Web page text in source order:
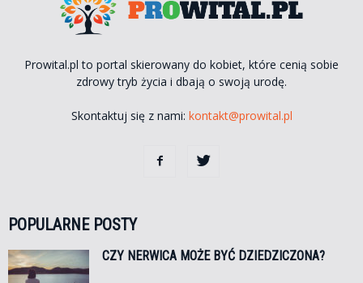
Prowital.pl to portal skierowany do kobiet, które cenią sobie
zdrowy tryb życia i dbają o swoją urodę.
Skontaktuj się z nami: kontakt@prowital.pl
POPULARNE POSTY
CZY NERWICA MOŻE BYĆ DZIEDZICZONA?